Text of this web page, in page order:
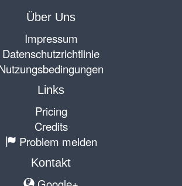
Über Uns
Impressum
Datenschutzrichtlinie
Links
Pricing
Credits
Problem melden
Kontakt